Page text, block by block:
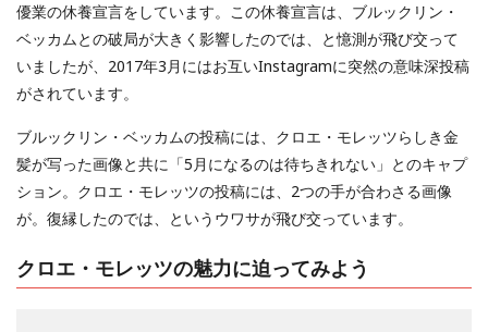
優業の休養宣言をしています。この休養宣言は、ブルックリン・
ベッカムとの破局が大きく影響したのでは、と憶測が飛び交って
いましたが、2017年3月にはお互いInstagramに突然の意味深投稿
がされています。
ブルックリン・ベッカムの投稿には、クロエ・モレッツらしき金
髪が写った画像と共に「5月になるのは待ちきれない」とのキャプ
ション。クロエ・モレッツの投稿には、2つの手が合わさる画像
が。復縁したのでは、というウワサが飛び交っています。
クロエ・モレッツの魅力に迫ってみよう